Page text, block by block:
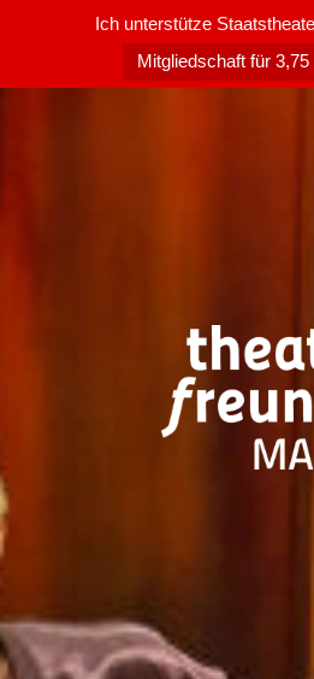
Ich unterstütze
Mitgliedschaft für